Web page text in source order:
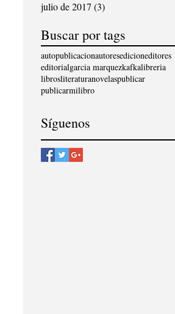
VANGUARDIA”,
NACIONAL DE
ESPAÑA» Y «LA
CAIXA»
julio de 2017 (3)
Buscar por tags
autopublicacionautoresedicioneditores
editorialgarcia marquezkafkalibreria
librosliteraturanovelaspublicar
publicarmilibro
Síguenos